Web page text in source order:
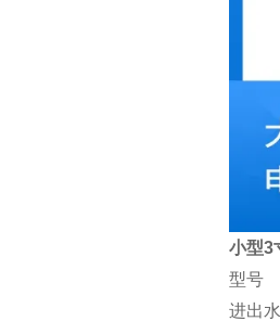
小型3
型号
进出